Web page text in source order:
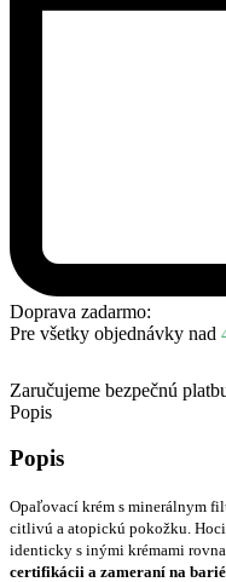
Doprava zadarmo:
Pre všetky objednávky nad
Zaručujeme bezpečnú
Popis
Popis
Opaľovací krém s minerálnym
citlivú a atopickú pokožku.
identicky s inými krémami
certifikácii a zameraní na